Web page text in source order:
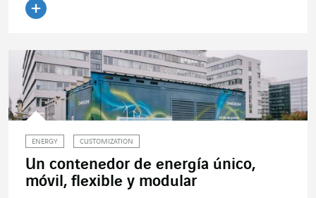
ENERGY CUSTOMIZATION
Un contenedor de energía único,
móvil, flexible y modular